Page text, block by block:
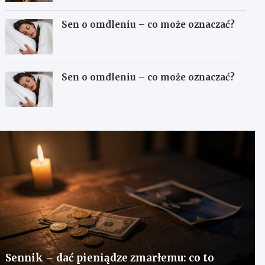
Sen o omdleniu – co może oznaczać?
Sen o omdleniu – co może oznaczać?
Sennik – dać pieniądze zmarłemu: co to